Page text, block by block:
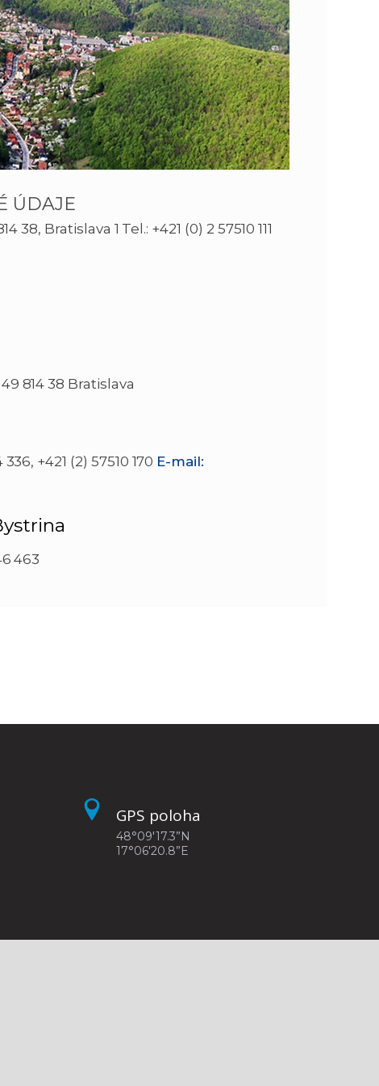
n
i
e
e
x
t
ÚDAJE
Bratislava 1 Tel.: +421 (0) 2 57510 111
814 38 Bratislava
+421 (2) 57510 170 E-mail:
463
GPS poloha
48°09'17.3”N
17°06'20.8”E